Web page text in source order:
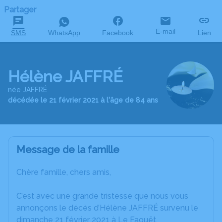
Partager
SMS WhatsApp Facebook E-mail Lien
Hélène JAFFRÉ
née JAFFRÉ
décédée le 21 février 2021 à l'âge de 84 ans
Message de la famille
Chère famille, chers amis,
C’est avec une grande tristesse que nous vous
annonçons le décès d’Hélène JAFFRÉ survenu le
dimanche 21 février 2021 à Le Faouët.